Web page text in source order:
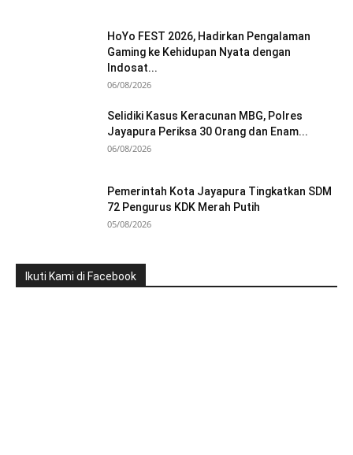
HoYo FEST 2026, Hadirkan Pengalaman
Gaming ke Kehidupan Nyata dengan
Indosat...
06/08/2026
Selidiki Kasus Keracunan MBG, Polres
Jayapura Periksa 30 Orang dan Enam...
06/08/2026
Pemerintah Kota Jayapura Tingkatkan SDM
72 Pengurus KDK Merah Putih
05/08/2026
Ikuti Kami di Facebook